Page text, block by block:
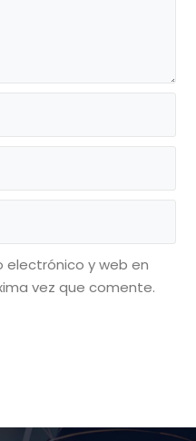
electrónico y web en
vez que comente.